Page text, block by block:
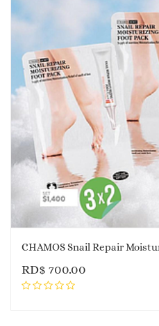
CHAMOS Snail Repair
RD$ 700.00